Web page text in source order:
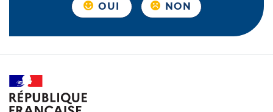
OUI NON